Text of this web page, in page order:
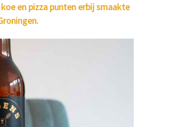
en pizza punten erbij smaakte